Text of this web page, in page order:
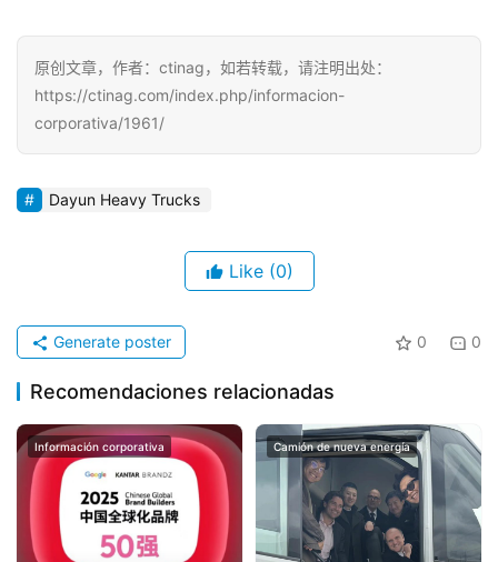
原创文章，作者：ctinag，如若转载，请注明出处：
https://ctinag.com/index.php/informacion-
corporativa/1961/
Dayun Heavy Trucks
Like (0)
0 0
Generate poster
Recomendaciones relacionadas
Información corporativa Camión de nueva energía